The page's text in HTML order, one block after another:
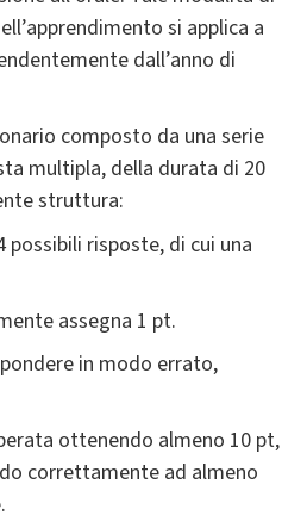
si applica a
dall’anno di
composto da una serie
multipla, della durata di 20
struttura:
possibili risposte, di cui una
assegna 1 pt.
in modo errato,
ottenendo almeno 10 pt,
correttamente ad almeno